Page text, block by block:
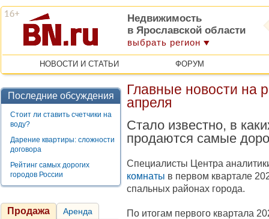
Недвижимость
в Ярославской области
выбрать регион
НОВОСТИ И СТАТЬИ ФОРУМ
Последние обсуждения
Стоит ли ставить счетчики на
воду?
Дарение квартиры: сложности
договора
Рейтинг самых дорогих
городов России
Продажа Аренда
Главные новости на
апреля
Стало известно, в
продаются самые
Специалисты Центра
комнаты в первом квартале
спальных районах города.
По итогам первого квартала